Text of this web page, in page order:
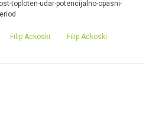
Filip Ackoski
Filip Ackoski